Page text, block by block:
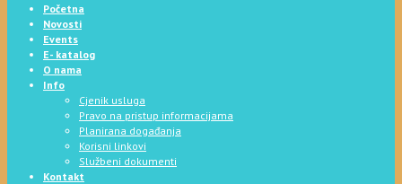
Početna
Novosti
Events
E- katalog
O nama
Info
Cjenik usluga
Pravo na pristup informacijama
Planirana događanja
Korisni linkovi
Službeni dokumenti
Kontakt